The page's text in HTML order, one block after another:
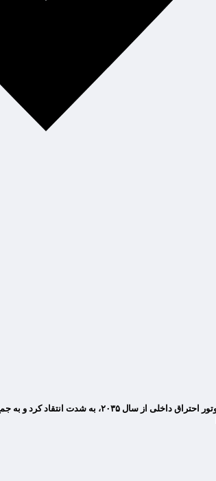
مدیرعامل مرسدس بنز از طرح اتحادیه اروپا